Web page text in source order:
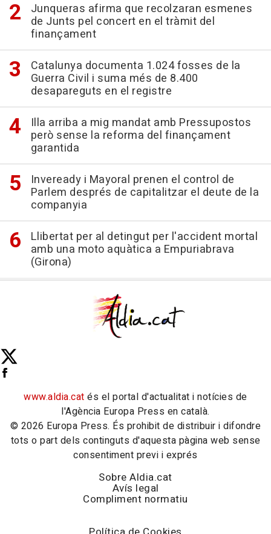
Junqueras afirma que recolzaran esmenes
de Junts pel concert en el tràmit del
finançament
Catalunya documenta 1.024 fosses de la
Guerra Civil i suma més de 8.400
desapareguts en el registre
Illa arriba a mig mandat amb Pressupostos
però sense la reforma del finançament
garantida
Inveready i Mayoral prenen el control de
Parlem després de capitalitzar el deute de la
companyia
Llibertat per al detingut per l'accident mortal
amb una moto aquàtica a Empuriabrava
(Girona)
www.aldia.cat és el portal d'actualitat i notícies de
l'Agència Europa Press en català.
© 2026 Europa Press. És prohibit de distribuir i difondre
tots o part dels continguts d'aquesta pàgina web sense
consentiment previ i exprés
Sobre Aldia.cat
Avís legal
Compliment normatiu